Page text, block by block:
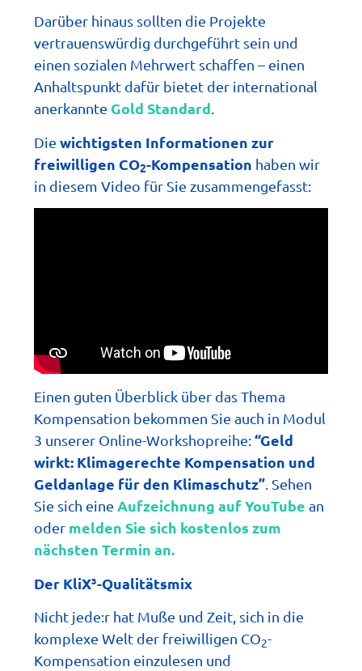
Darüber hinaus sollten die Projekte
vertrauenswürdig durchgeführt sein und
einen sozialen Mehrwert schaffen – einen
Anhaltspunkt dafür bietet der international
anerkannte Gold Standard.
Die wichtigsten Informationen zur
freiwilligen CO2-Kompensation haben wir
in diesem Video für Sie zusammengefasst:
Einen guten Überblick über das Thema
Kompensation bekommen Sie auch in Modul
3 unserer Online-Workshopreihe:“Geld
wirkt: Klimagerechte Kompensation und
Geldanlage für den Klimaschutz”. Sehen
Sie sich eine Aufzeichnung auf YouTube an
oder melden Sie sich kostenlos zum
nächsten Termin an.
Der KliX³-Qualitätsmix
Nicht jede:r hat Muße und Zeit, sich in die
komplexe Welt der freiwilligen CO2-
Kompensation einzulesen und